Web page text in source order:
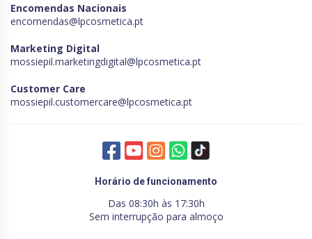
Encomendas Nacionais
encomendas@lpcosmetica.pt
Marketing Digital
mossiepil.marketingdigital@lpcosmetica.pt
Customer Care
mossiepil.customercare@lpcosmetica.pt
Horário de funcionamento
Das 08:30h às 17:30h
Sem interrupção para almoço